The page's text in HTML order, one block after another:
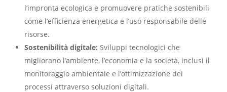
l’impronta ecologica e promuovere pratiche sostenibili
come l’efficienza energetica e l’uso responsabile delle
risorse.
Sostenibilità digitale: Sviluppi tecnologici che
migliorano l’ambiente, l’economia e la società, inclusi il
monitoraggio ambientale e l’ottimizzazione dei
processi attraverso soluzioni digitali.